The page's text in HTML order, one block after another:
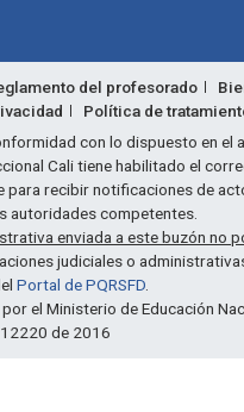
del profesorado
Política de
con lo dispuesto en el
Cali tiene habilitado el
para recibir notificaciones de
autoridades competentes.
enviada a este buzón no
judiciales o
Portal de PQRSFD
el Ministerio de Educación
de 2016